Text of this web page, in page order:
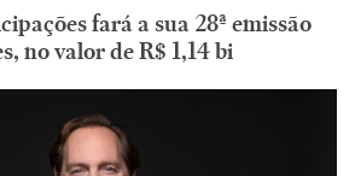
fará a sua 28ª emissão
no valor de R$ 1,14 bi